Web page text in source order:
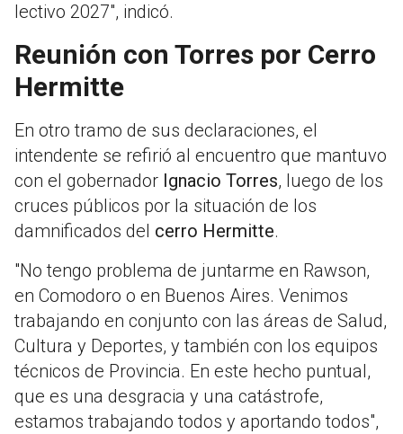
lectivo 2027", indicó.
Reunión con Torres por Cerro
Hermitte
En otro tramo de sus declaraciones, el
intendente se refirió al encuentro que mantuvo
con el gobernador Ignacio Torres, luego de los
cruces públicos por la situación de los
damnificados del cerro Hermitte.
"No tengo problema de juntarme en Rawson,
en Comodoro o en Buenos Aires. Venimos
trabajando en conjunto con las áreas de Salud,
Cultura y Deportes, y también con los equipos
técnicos de Provincia. En este hecho puntual,
que es una desgracia y una catástrofe,
estamos trabajando todos y aportando todos",